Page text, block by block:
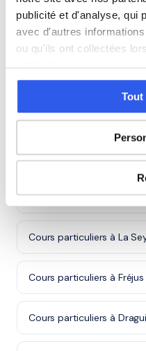
publicité et d'analyse, qui
avec d'autres
ou qu'ils ont collectées
services.
Tout
165+ familles
intervient à
Villes proches de
Cours particuliers à
Cours particuliers à La
Cours particuliers à
Cours particuliers à